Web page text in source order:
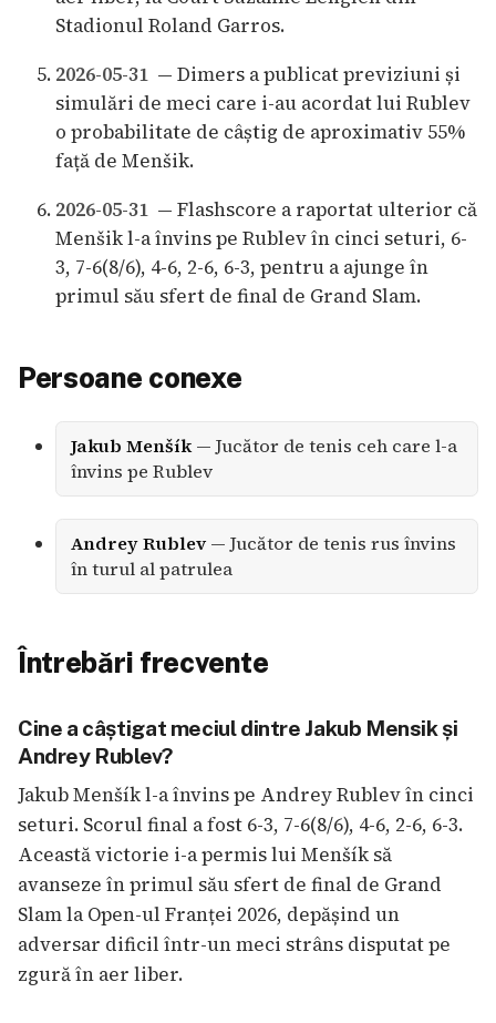
Stadionul Roland Garros.
2026-05-31 — Dimers a publicat previziuni și
simulări de meci care i-au acordat lui Rublev
o probabilitate de câștig de aproximativ 55%
față de Menšik.
2026-05-31 — Flashscore a raportat ulterior că
Menšik l-a învins pe Rublev în cinci seturi, 6-
3, 7-6(8/6), 4-6, 2-6, 6-3, pentru a ajunge în
primul său sfert de final de Grand Slam.
Persoane conexe
Jakub Menšík— Jucător de tenis ceh care l-a
învins pe Rublev
Andrey Rublev— Jucător de tenis rus învins
în turul al patrulea
Întrebări frecvente
Cine a câștigat meciul dintre Jakub Mensik și
Andrey Rublev?
Jakub Menšík l-a învins pe Andrey Rublev în cinci
seturi. Scorul final a fost 6-3, 7-6(8/6), 4-6, 2-6, 6-3.
Această victorie i-a permis lui Menšík să
avanseze în primul său sfert de final de Grand
Slam la Open-ul Franței 2026, depășind un
adversar dificil într-un meci strâns disputat pe
zgură în aer liber.